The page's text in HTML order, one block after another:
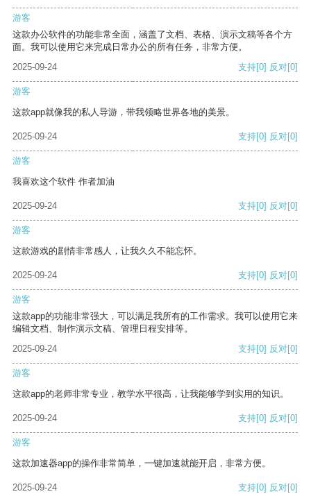
游客
这款办公软件的功能非常全面，涵盖了文档、表格、演示文稿等各个方
面。我可以使用它来完成日常办公的所有任务，非常方便。
2025-09-24
支持[0] 反对[0]
游客
这款app就像我的私人导游，带我领略世界各地的美景。
2025-09-24 支持[0] 反对[0]
游客
我喜欢这个软件 作者加油
2025-09-24 支持[0] 反对[0]
游客
这款游戏的剧情非常感人，让我久久不能忘怀。
2025-09-24 支持[0] 反对[0]
游客
这款app的功能非常强大，可以满足我所有的工作需求。我可以使用它来
编辑文档、制作演示文稿、管理日程安排等。
2025-09-24
支持[0] 反对[0]
游客
这款app的老师非常专业，教学水平很高，让我能够学到实用的知识。
2025-09-24 支持[0] 反对[0]
游客
这款加速器app的操作非常简单，一键加速就能开启，非常方便。
2025-09-24 支持[0] 反对[0]